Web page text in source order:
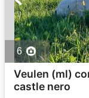
6
Veulen (ml)
castle nero